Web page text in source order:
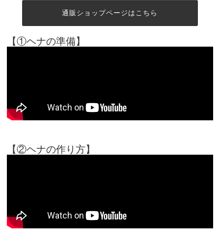
通販ショップページはこちら
【①ヘナの準備】
【②ヘナの作り方】